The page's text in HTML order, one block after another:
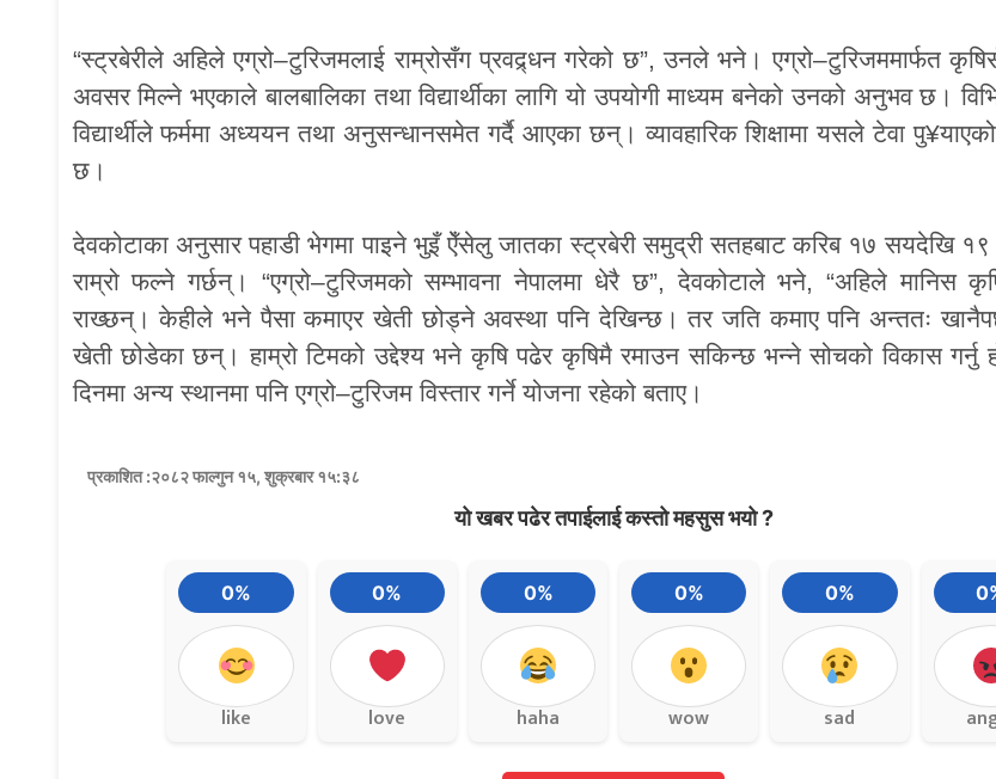
“स्ट्रबेरीले अहिले एग्रो–टुरिजमलाई राम्रोसँग प्रवद्र्धन गरेको छ”, उनले भने। एग्रो–टुरिजममार्फत
अवसर मिल्ने भएकाले बालबालिका तथा विद्यार्थीका लागि यो उपयोगी माध्यम बनेको उनको अनुभव छ।
विद्यार्थीले फर्ममा अध्ययन तथा अनुसन्धानसमेत गर्दै आएका छन्। व्यावहारिक शिक्षामा यसले टेवा
छ।
देवकोटाका अनुसार पहाडी भेगमा पाइने भुइँ ऐँसेलु जातका स्ट्रबेरी समुद्री सतहबाट करिब १७ सयदेखि १९
राम्रो फल्ने गर्छन्। “एग्रो–टुरिजमको सम्भावना नेपालमा धेरै छ”, देवकोटाले भने, “अहिले मानिस
राख्छन्। केहीले भने पैसा कमाएर खेती छोड्ने अवस्था पनि देखिन्छ। तर जति कमाए पनि अन्ततः
खेती छोडेका छन्। हाम्रो टिमको उद्देश्य भने कृषि पढेर कृषिमै रमाउन सकिन्छ भन्ने सोचको विकास गर्नु
दिनमा अन्य स्थानमा पनि एग्रो–टुरिजम विस्तार गर्ने योजना रहेको बताए।
प्रकाशित :२०८२ फाल्गुन १५, शुक्रबार १५:३८
यो खबर पढेर तपाईलाई कस्तो महसुस भयो ?
0%
like
0%
love
0%
haha
0%
wow
0%
sad